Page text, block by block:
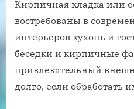
Кирпичная кладка или
востребованы в
интерьеров кухонь и
беседки и кирпичные
привлекательный
долго, если обработать